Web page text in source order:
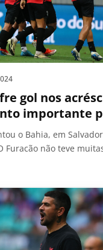
gol nos
importante
o Bahia, em
Furacão não teve